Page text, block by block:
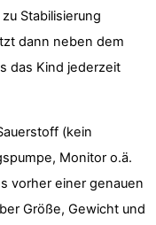
Stabilisierung
dann neben dem
das Kind jederzeit
(kein
Monitor o.ä.
vorher einer genauen
Größe, Gewicht und